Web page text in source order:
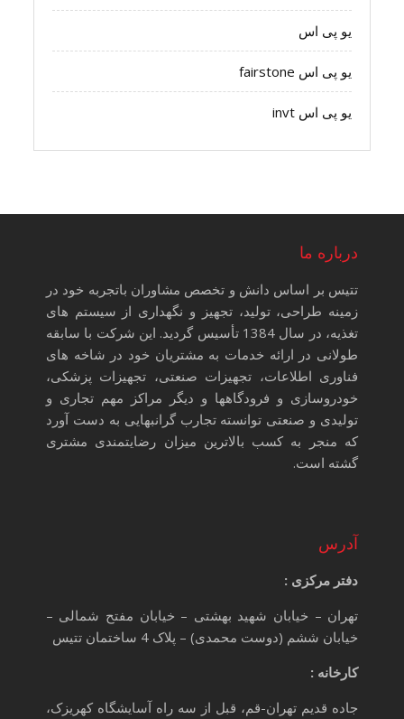
یو پی اس
یو پی اس fairstone
یو پی اس invt
درباره ما
تتیس بر اساس دانش و تخصص مشاوران باتجربه خود در
زمینه طراحی، تولید، تجهیز و نگهداری از سیستم های
تغذیه، در سال 1384 تأسیس گردید. این شرکت با سابقه
طولانی در ارائه خدمات به مشتریان خود در شاخه های
فناوری اطلاعات، تجهیزات صنعتی، تجهیزات پزشکی،
خودروسازی و فرودگاهها و دیگر مراکز مهم تجاری و
تولیدی و صنعتی توانسته تجارب گرانبهایی به دست آورد
که منجر به کسب بالاترین میزان رضایتمندی مشتری
گشته است.
آدرس
دفتر مرکزی :
تهران – خیابان شهید بهشتی – خیابان مفتح شمالی –
خیابان ششم (دوست محمدی) – پلاک 4 ساختمان تتیس
کارخانه :
جاده قدیم تهران-قم، قبل از سه راه آسایشگاه کهریزک،